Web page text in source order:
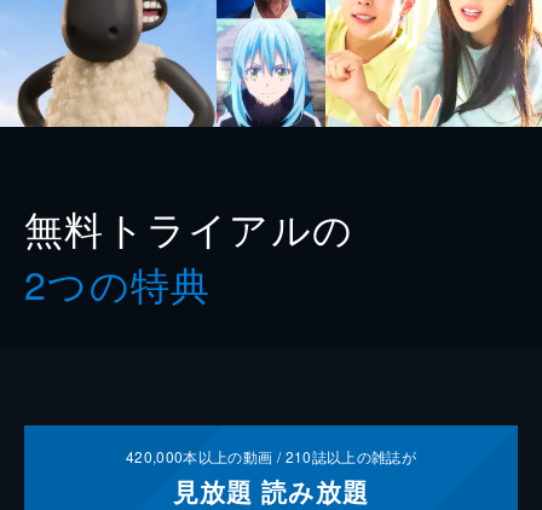
無料トライアルの
2つの特典
420,000本以上の動画 /210誌以上の雑誌が
見放題 読み放題